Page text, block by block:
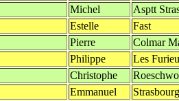
Michel
Asptt
Estelle
Fast
Pierre
Colmar
Philippe
Les
Christophe
Emmanuel